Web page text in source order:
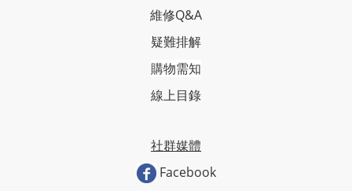
維修Q&A
疑難排解
購物需知
線上目錄
社群媒體
Facebook